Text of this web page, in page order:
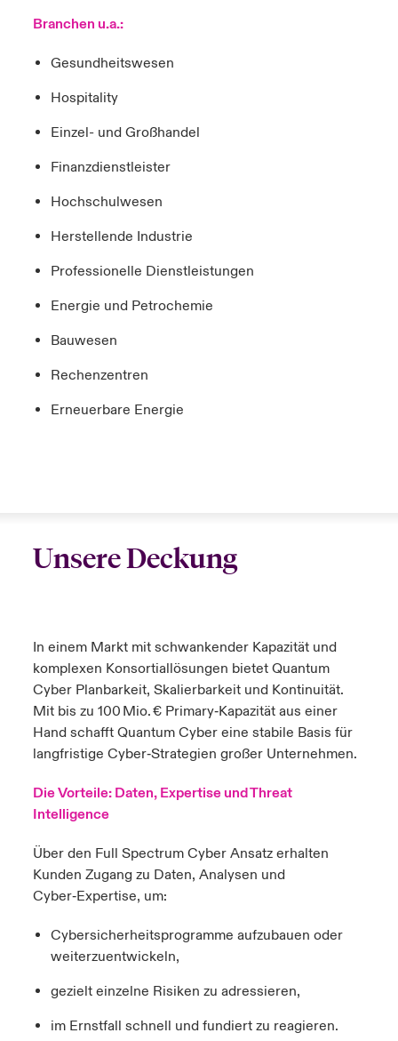
Branchen u.a.:
Gesundheitswesen
Hospitality
Einzel- und Großhandel
Finanzdienstleister
Hochschulwesen
Herstellende Industrie
Professionelle Dienstleistungen
Energie und Petrochemie
Bauwesen
Rechenzentren
Erneuerbare Energie
Unsere Deckung
In einem Markt mit schwankender Kapazität und
komplexen Konsortiallösungen bietet Quantum
Cyber Planbarkeit, Skalierbarkeit und Kontinuität.
Mit bis zu 100 Mio. € Primary‑Kapazität aus einer
Hand schafft Quantum Cyber eine stabile Basis für
langfristige Cyber‑Strategien großer Unternehmen.
Die Vorteile: Daten, Expertise und Threat
Intelligence
Über den Full Spectrum Cyber Ansatz erhalten
Kunden Zugang zu Daten, Analysen und
Cyber‑Expertise, um:
Cybersicherheitsprogramme aufzubauen oder
weiterzuentwickeln,
gezielt einzelne Risiken zu adressieren,
im Ernstfall schnell und fundiert zu reagieren.